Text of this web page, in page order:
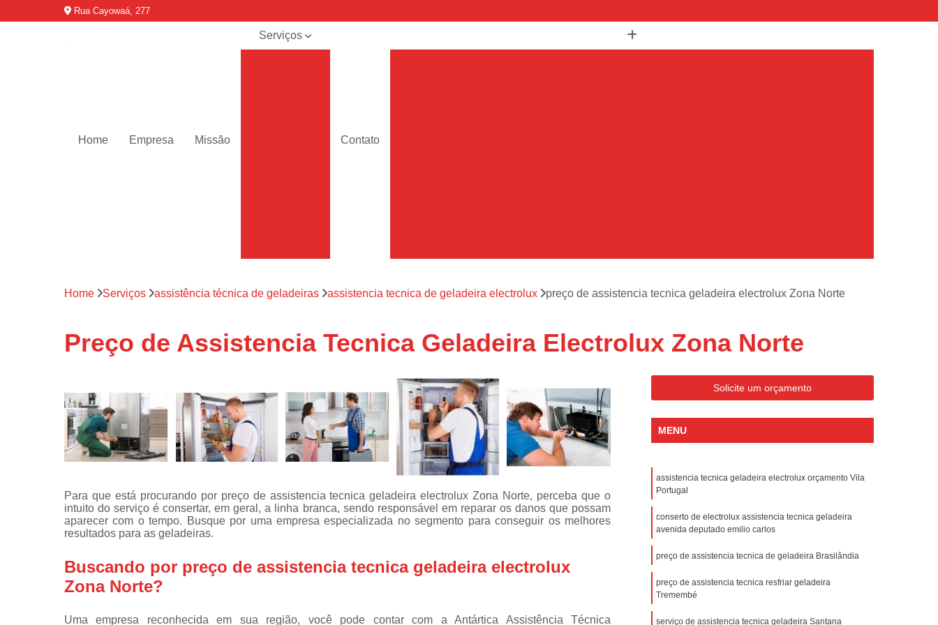
Rua Cayowaá, 277
Home Empresa Missão
Serviços
refrigeradores
técnica de
técnicas de
fogão
técnicas de
microondas
Conserto de
máquinas de
lavar
adega
Consertos de
geladeiras
Instalação de
fogões
Contato
Assistencia Tecnica Ar Condicionado Portatil
Assistencia Tecnica Ar Condicionado Portatil Philco
Assistencia Tecnica de Ar Condicionado Portatil
Assistencia Tecnica de Ar Condicionado Portatil Philco
Assistencia Tecnica em Ar Condicionado Portatil
Assistencia Tecnica para Ar Condicionado Portatil
Assistencia Tecnica Electrolux Geladeira
Assistencia Tecnica Geladeira
Assistencia Tecnica Geladeira Electrolux
Electrolux Assistencia Tecnica Geladeira
Electrolux Geladeira Assistencia Tecnica
Geladeira Assistencia Tecnica
Assistencia Tecnica de Refrigerador
Assistencia Tecnica Electrolux Refrigerador
Home Serviços assistência técnica de geladeiras assistencia tecnica de geladeira electrolux preço de assistencia tecnica geladeira electrolux Zona Norte
Preço de Assistencia Tecnica Geladeira Electrolux Zona Norte
Para que está procurando por preço de assistencia tecnica geladeira electrolux Zona Norte, perceba que o
intuito do serviço é consertar, em geral, a linha branca, sendo responsável em reparar os danos que possam
aparecer com o tempo. Busque por uma empresa especializada no segmento para conseguir os melhores
resultados para as geladeiras.
Buscando por preço de assistencia tecnica geladeira electrolux
Zona Norte?
Uma empresa reconhecida em sua região, você pode contar com a Antártica Assistência Técnica
Solicite um orçamento
MENU
assistencia tecnica geladeira electrolux orçamento Vila
Portugal
conserto de electrolux assistencia tecnica geladeira
avenida deputado emilio carlos
preço de assistencia tecnica de geladeira Brasilândia
preço de assistencia tecnica resfriar geladeira
Tremembé
serviço de assistencia tecnica geladeira Santana